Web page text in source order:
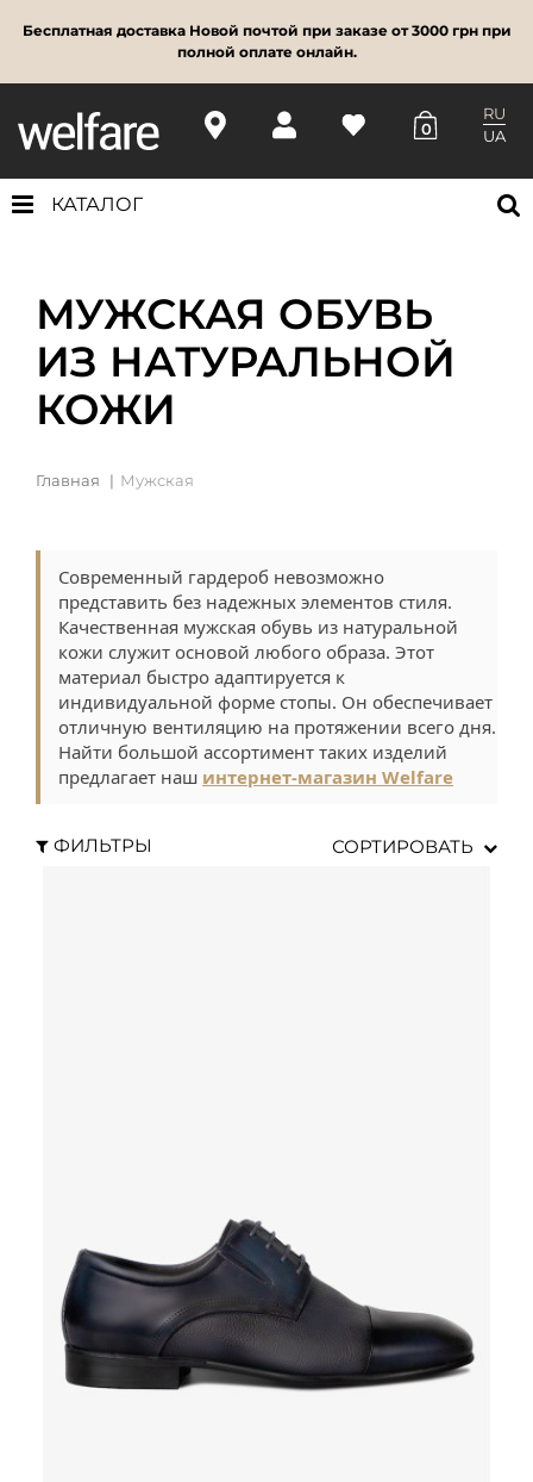
Бесплатная доставка Новой почтой при заказе от 3000 грн при
полной оплате онлайн.
0
RU
UA
КАТАЛОГ
МУЖСКАЯ ОБУВЬ
ИЗ НАТУРАЛЬНОЙ
КОЖИ
Главная Мужская
Современный гардероб невозможно
представить без надежных элементов стиля.
Качественная мужская обувь из натуральной
кожи служит основой любого образа. Этот
материал быстро адаптируется к
индивидуальной форме стопы. Он обеспечивает
отличную вентиляцию на протяжении всего дня.
Найти большой ассортимент таких изделий
предлагает наш интернет-магазин Welfare
ФИЛЬТРЫ СОРТИРОВАТЬ